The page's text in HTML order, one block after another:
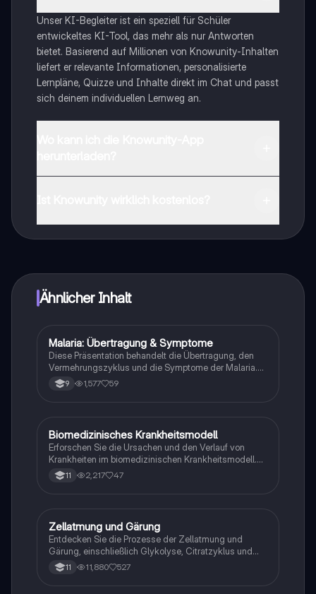
Unser KI-Begleiter ist ein speziell für Schüler
entwickeltes KI-Tool, das mehr als nur Antworten
bietet. Basierend auf Millionen von Knowunity-Inhalten
liefert er relevante Informationen, personalisierte
Lernpläne, Quizze und Inhalte direkt im Chat und passt
sich deinem individuellen Lernweg an.
Ähnlicher Inhalt
Biologie
Malaria: Übertragung & Symptome
Diese Präsentation behandelt die Übertragung, den
Vermehrungszyklus und die Symptome der Malaria.
Erfahren Sie mehr über die Rolle der Anopheles-
Mücke, die verschiedenen Malariaformen und die
9 1,577 59
Biologie
Biomedizinisches Krankheitsmodell
Erforschen Sie die Ursachen und den Verlauf von
Krankheiten im biomedizinischen Krankheitsmodell.
Diese Zusammenfassung behandelt die
Pathogenese, die Rolle von Symptomen, die
tieferes Verständnis für medizinische Diagnosen und
Therapien entwickeln möchten.
11 2,217 47
Biologie
Zellatmung und Gärung
Entdecken Sie die Prozesse der Zellatmung und
Gärung, einschließlich Glykolyse, Citratzyklus und
Atmungskette. Erfahren Sie, wie Glucose abgebaut
wird, ATP produziert wird und welche Rolle anaerobe
11 11,880 527